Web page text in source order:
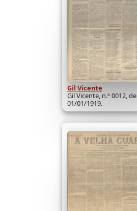
Gil Vicente
Gil Vicente, n.º 0012, de
01/01/1919.